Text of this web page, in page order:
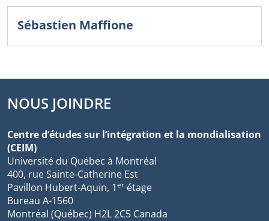
Sébastien Maffione
NOUS JOINDRE
Centre d’études sur l’intégration et la mondialisation
(CEIM)
Université du Québec à Montréal
400, rue Sainte-Catherine Est
Pavillon Hubert-Aquin, 1er étage
Bureau A-1560
Montréal (Québec) H2L 2C5 Canada